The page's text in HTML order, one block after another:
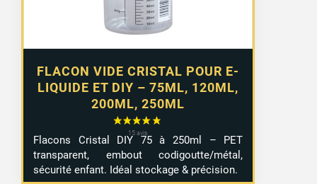
FLACON VIDE CRISTAL POUR E-
LIQUIDE ET DIY – 75ML, 120ML,
200ML, 250ML
Flacons Cristal DIY 75 à 250ml – PET
transparent, embout codigoutte/métal,
sécurité enfant. Idéal stockage & précision.